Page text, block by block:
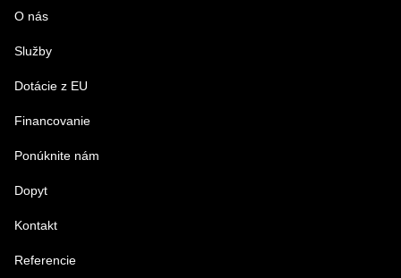
O nás
Služby
Dotácie z EU
Financovanie
Ponúknite nám
Dopyt
Kontakt
Referencie